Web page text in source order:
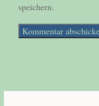
speichern.